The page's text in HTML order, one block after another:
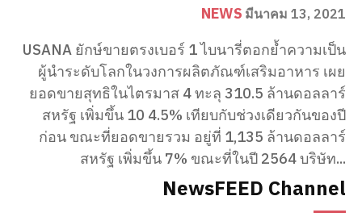
NEWS มีนาคม 13, 2021
USANA ยักษ์ขายตรงเบอร์ 1 ไบนารี่ตอกย้ำความเป็น
ผู้นำระดับโลกในวงการผลิตภัณฑ์เสริมอาหาร เผย
ยอดขายสุทธิในไตรมาส 4 ทะลุ 310.5 ล้านดอลลาร์
สหรัฐ เพิ่มขึ้น 10 4.5% เทียบกับช่วงเดียวกันของปี
ก่อน ขณะที่ยอดขายรวม อยู่ที่ 1,135 ล้านดอลลาร์
สหรัฐ เพิ่มขึ้น 7% ขณะที่ในปี 2564 บริษัท...
NewsFEED Channel